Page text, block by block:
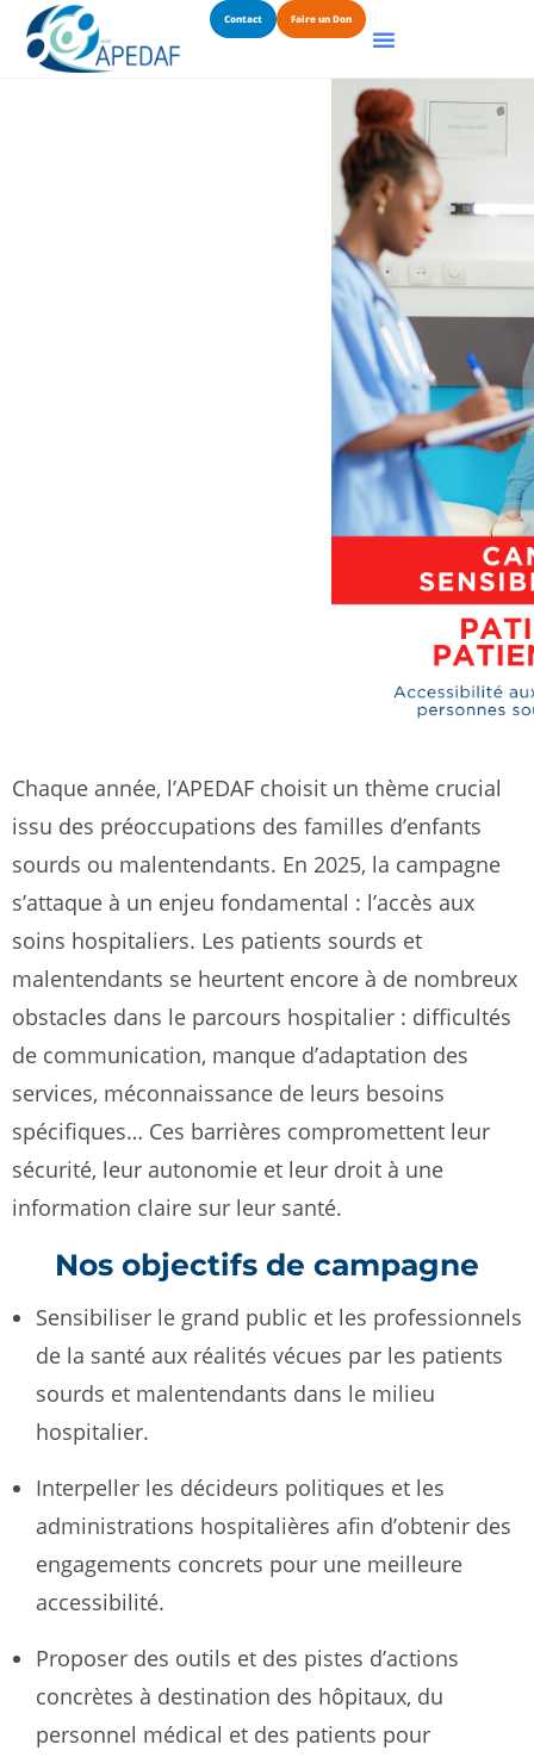
Contact Faire un Don
Chaque année, l’APEDAF choisit un thème crucial
issu des préoccupations des familles d’enfants
sourds ou malentendants. En 2025, la campagne
s’attaque à un enjeu fondamental : l’accès aux
soins hospitaliers. Les patients sourds et
malentendants se heurtent encore à de nombreux
obstacles dans le parcours hospitalier : difficultés
de communication, manque d’adaptation des
services, méconnaissance de leurs besoins
spécifiques… Ces barrières compromettent leur
sécurité, leur autonomie et leur droit à une
information claire sur leur santé.
Nos objectifs de campagne
Sensibiliser le grand public et les professionnels
de la santé aux réalités vécues par les patients
sourds et malentendants dans le milieu
hospitalier.
Interpeller les décideurs politiques et les
administrations hospitalières afin d’obtenir des
engagements concrets pour une meilleure
accessibilité.
Proposer des outils et des pistes d’actions
concrètes à destination des hôpitaux, du
personnel médical et des patients pour